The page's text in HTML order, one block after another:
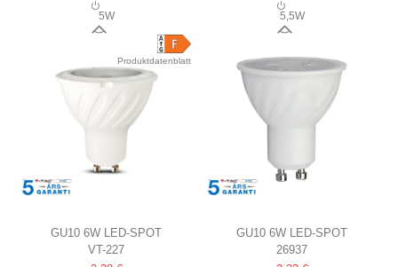
5W
5,5W
Produktdatenblatt
GU10 6W LED-SPOT
SAMSUNG LED-CHIP
VT-227
GU10 6W LED-SPOT
SAMSUNG LED-CHIP
26937